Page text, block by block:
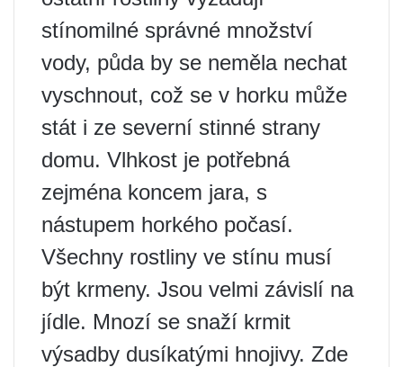
stínomilné správné množství
vody, půda by se neměla nechat
vyschnout, což se v horku může
stát i ze severní stinné strany
domu. Vlhkost je potřebná
zejména koncem jara, s
nástupem horkého počasí.
Všechny rostliny ve stínu musí
být krmeny. Jsou velmi závislí na
jídle. Mnozí se snaží krmit
výsadby dusíkatými hnojivy. Zde